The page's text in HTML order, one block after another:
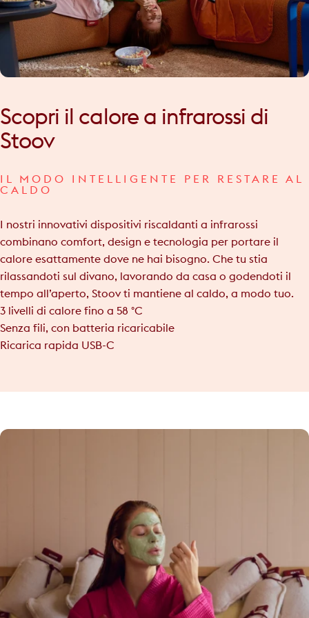
Scopri il calore a infrarossi di
Stoov
IL MODO INTELLIGENTE PER RESTARE AL
CALDO
I nostri innovativi dispositivi riscaldanti a infrarossi
combinano comfort, design e tecnologia per portare il
calore esattamente dove ne hai bisogno. Che tu stia
rilassandoti sul divano, lavorando da casa o godendoti il
tempo all’aperto, Stoov ti mantiene al caldo, a modo tuo.
3 livelli di calore fino a 58 °C
Senza fili, con batteria ricaricabile
Ricarica rapida USB-C